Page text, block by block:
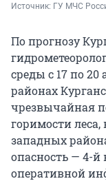
Источник: ГУ МЧС
По прогнозу
среды с 17 по 20
районах
чрезвычайная
горимости
западных
опасность — 4-й
оперативной